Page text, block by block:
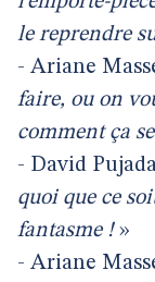
le reprendre
- Ariane
faire, ou on
comment ça
- David
quoi que ce
fantasme !»
- Ariane